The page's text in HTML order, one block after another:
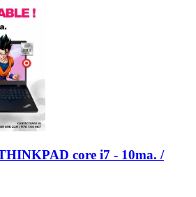
core i7 - 10ma. /